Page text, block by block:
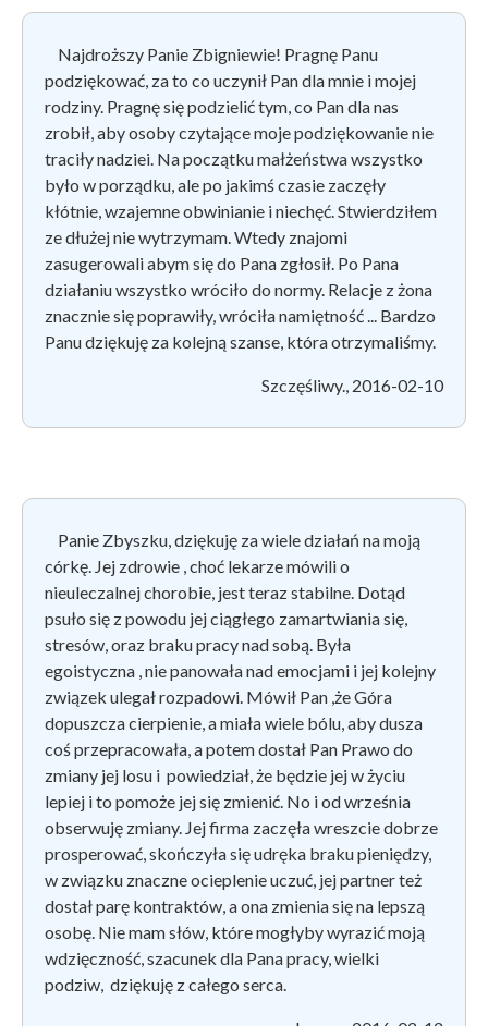
Najdroższy Panie Zbigniewie! Pragnę Panu
podziękować, za to co uczynił Pan dla mnie i mojej
rodziny. Pragnę się podzielić tym, co Pan dla nas
zrobił, aby osoby czytające moje podziękowanie nie
traciły nadziei. Na początku małżeństwa wszystko
było w porządku, ale po jakimś czasie zaczęły
kłótnie, wzajemne obwinianie i niechęć. Stwierdziłem
ze dłużej nie wytrzymam. Wtedy znajomi
zasugerowali abym się do Pana zgłosił. Po Pana
działaniu wszystko wróciło do normy. Relacje z żona
znacznie się poprawiły, wróciła namiętność ... Bardzo
Panu dziękuję za kolejną szanse, która otrzymaliśmy.
Szczęśliwy., 2016-02-10
Panie Zbyszku, dziękuję za wiele działań na moją
córkę. Jej zdrowie , choć lekarze mówili o
nieuleczalnej chorobie, jest teraz stabilne. Dotąd
psuło się z powodu jej ciągłego zamartwiania się,
stresów, oraz braku pracy nad sobą. Była
egoistyczna , nie panowała nad emocjami i jej kolejny
związek ulegał rozpadowi. Mówił Pan ,że Góra
dopuszcza cierpienie, a miała wiele bólu, aby dusza
coś przepracowała, a potem dostał Pan Prawo do
zmiany jej losu i powiedział, że będzie jej w życiu
lepiej i to pomoże jej się zmienić. No i od września
obserwuję zmiany. Jej firma zaczęła wreszcie dobrze
prosperować, skończyła się udręka braku pieniędzy,
w związku znaczne ocieplenie uczuć, jej partner też
dostał parę kontraktów, a ona zmienia się na lepszą
osobę. Nie mam słów, które mogłyby wyrazić moją
wdzięczność, szacunek dla Pana pracy, wielki
podziw, dziękuję z całego serca.